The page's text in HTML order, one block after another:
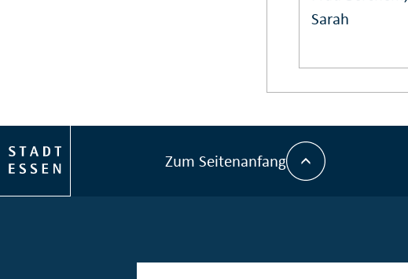
Sarah
Zum Seitenanfang